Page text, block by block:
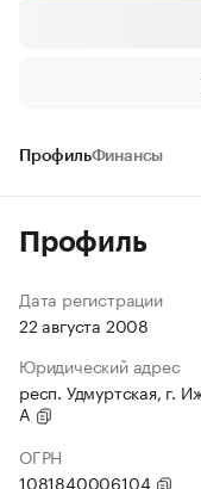
ПрофильФинансы
Профиль
Дата регистрации
22 августа 2008
Юридический адрес
респ. Удмуртская, г.
А
ОГРН
1081840006104